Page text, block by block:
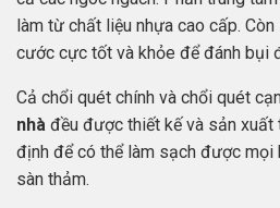
làm từ chất liệu nhựa cao cấp.
cước cực tốt và khỏe để đánh bụi
Cả chổi quét chính và chổi quét
nhà đều được thiết kế và sản xuất
định để có thể làm sạch được mọi
sàn thảm.